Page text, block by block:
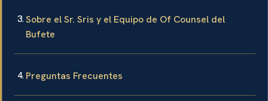
Sobre el Sr. Sris y el Equipo de Of Counsel del
Bufete
Preguntas Frecuentes